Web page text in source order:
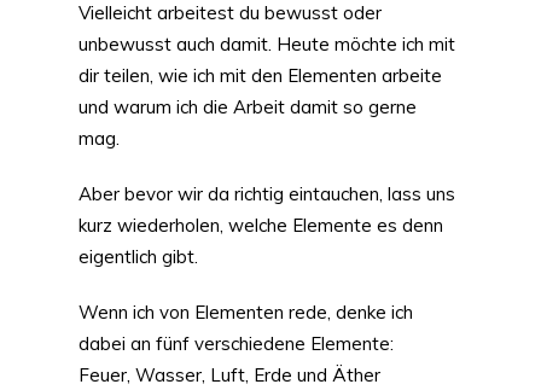
Vielleicht arbeitest du bewusst oder
unbewusst auch damit. Heute möchte ich mit
dir teilen, wie ich mit den Elementen arbeite
und warum ich die Arbeit damit so gerne
mag.
Aber bevor wir da richtig eintauchen, lass uns
kurz wiederholen, welche Elemente es denn
eigentlich gibt.
Wenn ich von Elementen rede, denke ich
dabei an fünf verschiedene Elemente:
Feuer, Wasser, Luft, Erde und Äther